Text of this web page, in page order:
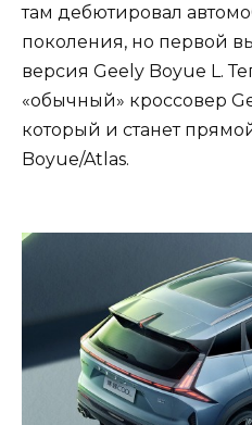
там дебютировал
поколения, но первой
версия Geely Boyue L.
«обычный» кроссовер
который и станет
Boyue/Atlas.